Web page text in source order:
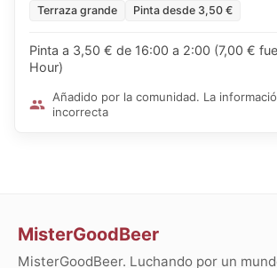
Terraza grande Pinta desde 3,50 €
Pinta a 3,50 € de 16:00 a 2:00 (7,00 €
Hour)
Añadido por la comunidad. La
incorrecta
MisterGoodBeer
MisterGoodBeer. Luchando por un